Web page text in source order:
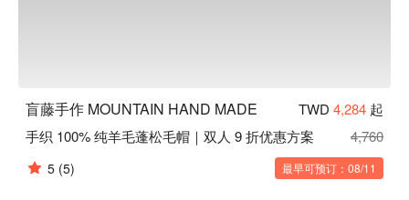
盲藤手作 MOUNTAIN HAND MADE TWD 4,284 起
手织 100% 纯羊毛蓬松毛帽｜双人 9 折优惠方案
4,760
5 (5) 最早可预订：08/11